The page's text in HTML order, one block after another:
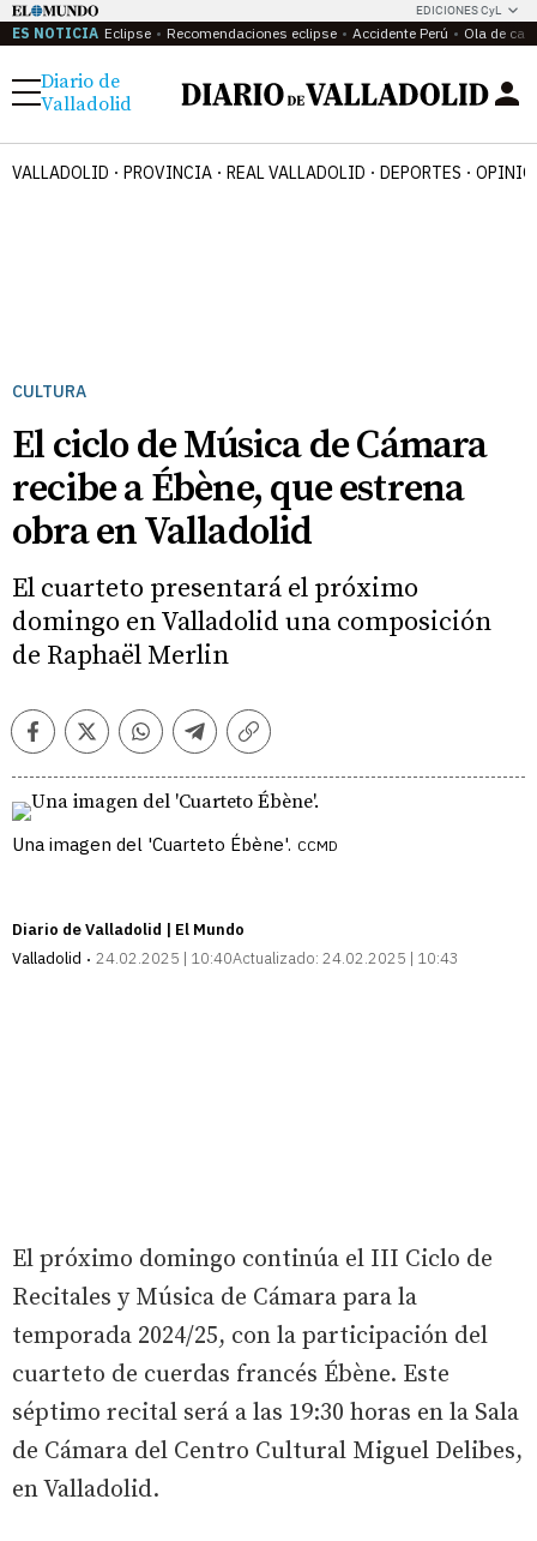
EDICIONES CyL
ES NOTICIA Eclipse Recomendaciones eclipse Accidente Perú Ola de
Menú
Diario de
Valladolid
VALLADOLID PROVINCIA REAL VALLADOLID DEPORTES
CULTURA
El ciclo de Música de Cámara
recibe a Ébène, que estrena
obra en Valladolid
El cuarteto presentará el próximo
domingo en Valladolid una composición
de Raphaël Merlin
FacebookTwitterWhatsappTelegramCopiar
Una imagen del 'Cuarteto Ébène'. CCMD
Diario de Valladolid | El Mundo
Valladolid
24.02.2025 | 10:40Actualizado: 24.02.2025 | 10:43
El próximo domingo continúa el III Ciclo de
Recitales y Música de Cámara para la
temporada 2024/25, con la participación del
cuarteto de cuerdas francés Ébène. Este
séptimo recital será a las 19:30 horas en la Sala
de Cámara del Centro Cultural Miguel Delibes,
en Valladolid.